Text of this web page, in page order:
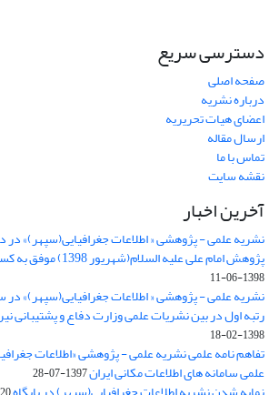
دسترسی سریع
صفحه اصلی
درباره نشریه
اعضای هیات تحریریه
ارسال مقاله
تماس با ما
نقشه سایت
آخرین اخبار
نشریه علمی - پژوهشی « اطلاعات جغرافیایی(سپهر)»
پژوهش امام علی علیه السلام(شهریور 1398) موفق به کسب رتبه اول گردید.
1398-06-11
رتبه اول در بین نشریات علمی وزارت دفاع و پشتیبانی
1398-02-18
تفاهم نامه علمی نشریه علمی - پژوهشی «اطلاعات
علمی سامانه های اطلاعات مکانی ایران1397-07-28